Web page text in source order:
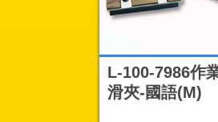
L-100-7986作
滑夾-國語(M)